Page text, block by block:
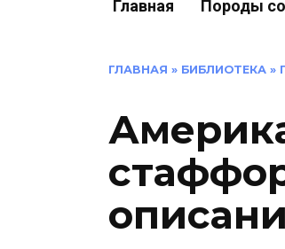
Главная Породы
ГЛАВНАЯ » БИБЛИОТЕКА »